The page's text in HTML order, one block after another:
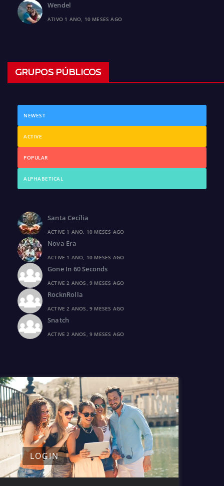
Wendel
ATIVO 1 ANO, 10 MESES AGO
GRUPOS PÚBLICOS
NEWEST
ACTIVE
POPULAR
ALPHABETICAL
Santa Cecília
ACTIVE 1 ANO, 10 MESES AGO
Nova Era
ACTIVE 1 ANO, 10 MESES AGO
Gone In 60 Seconds
ACTIVE 2 ANOS, 9 MESES AGO
RocknRolla
ACTIVE 2 ANOS, 9 MESES AGO
Snatch
ACTIVE 2 ANOS, 9 MESES AGO
LOGIN